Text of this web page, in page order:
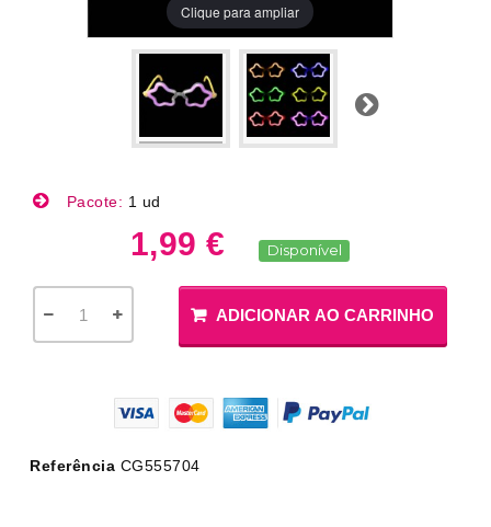
Clique para ampliar
Próximo
Pacote: 1 ud
1,99 € Disponível
ADICIONAR AO CARRINHO
Referência CG555704